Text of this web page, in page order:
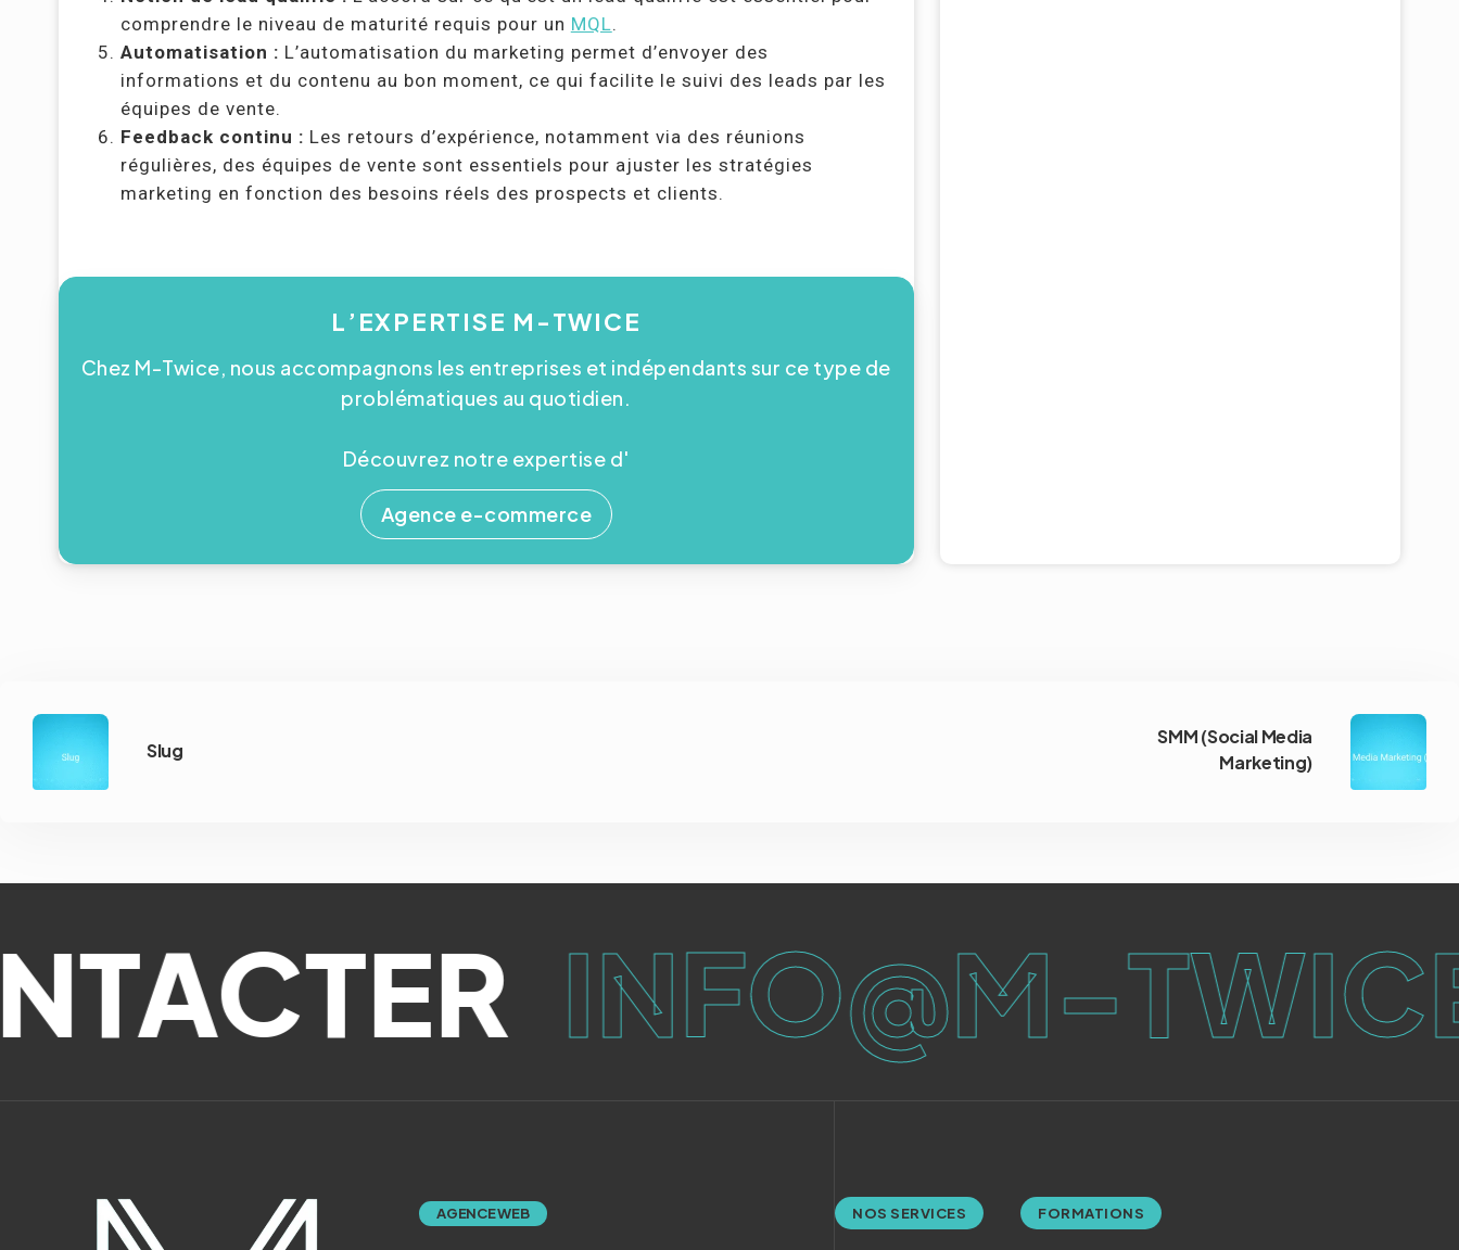
comprendre le niveau de maturité requis pour un MQL.
Automatisation : L’automatisation du marketing permet d’envoyer des
informations et du contenu au bon moment, ce qui facilite le suivi des leads par les
équipes de vente.
Feedback continu : Les retours d’expérience, notamment via des réunions
régulières, des équipes de vente sont essentiels pour ajuster les stratégies
marketing en fonction des besoins réels des prospects et clients.
L’EXPERTISE M-TWICE
Chez M-Twice, nous accompagnons les entreprises et indépendants sur ce type de
problématiques au quotidien.
Découvrez notre expertise d'
Agence e-commerce
Slug
SMM (Social Media
Marketing)
INFO@M-
AGENCE WEB NOS SERVICES FORMATIONS